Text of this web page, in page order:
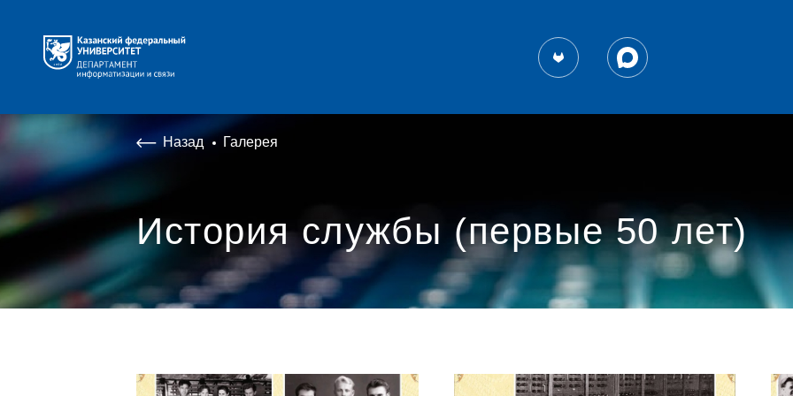
Назад Галерея
История службы (первые 50 лет)